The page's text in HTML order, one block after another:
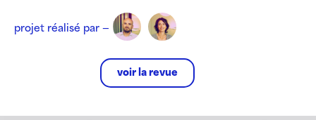
projet réalisé par —
voir la revue